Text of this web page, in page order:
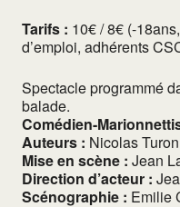
Tarifs : 10€ / 8€ (-
d’emploi, adhérents
Spectacle programmé
balade.
Comédien-
Auteurs : Nicolas
Mise en scène : Jean
Direction d’acteur :
Scénographie : Emilie